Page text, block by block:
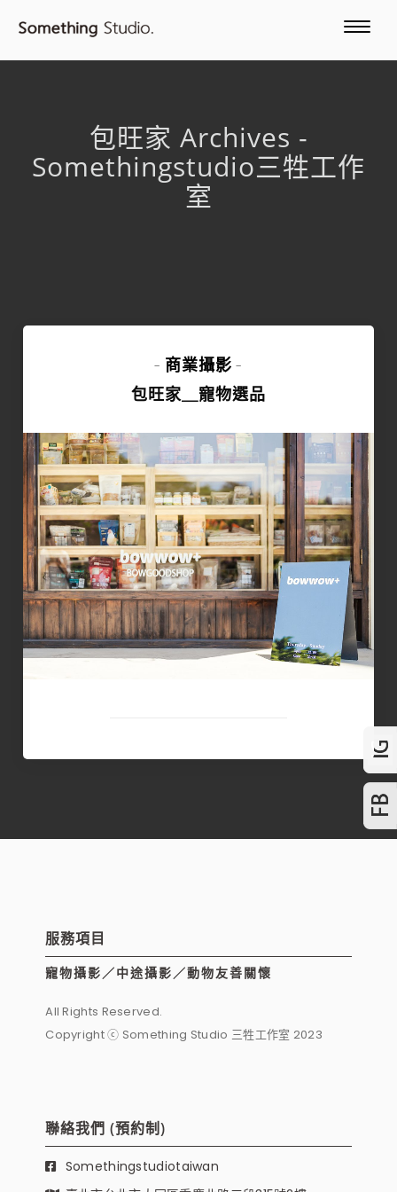
包旺家 Archives -
Somethingstudio三牲工作
室
- 商業攝影 -
包旺家＿寵物選品
服務項目
寵物攝影／中途攝影／動物友善關懷
All Rights Reserved.
Copyright ⓒ Something Studio 三牲工作室 2023
聯絡我們 (預約制)
Somethingstudiotaiwan